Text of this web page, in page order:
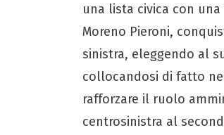
una lista civica con
Moreno Pieroni,
sinistra, eleggendo al
collocandosi di fatto
rafforzare il ruolo
centrosinistra al